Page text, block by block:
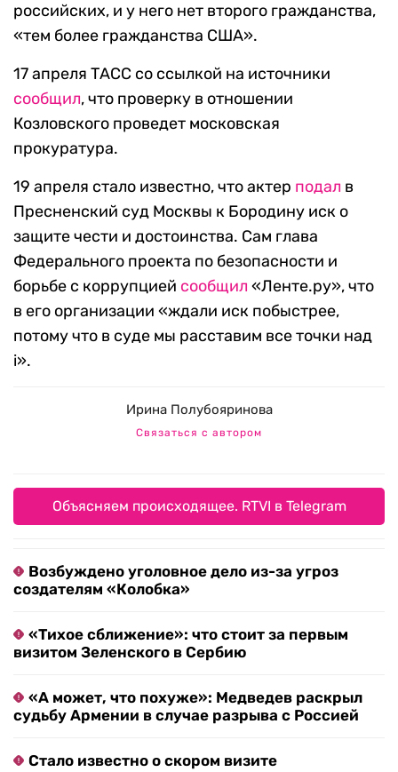
российских, и у него нет второго гражданства,
«тем более гражданства США».
17 апреля ТАСС со ссылкой на источники
сообщил, что проверку в отношении
Козловского проведет московская
прокуратура.
19 апреля стало известно, что актер подал в
Пресненский суд Москвы к Бородину иск о
защите чести и достоинства. Сам глава
Федерального проекта по безопасности и
борьбе с коррупцией сообщил «Ленте.ру», что
в его организации «ждали иск побыстрее,
потому что в суде мы расставим все точки над
i».
Ирина Полубояринова
Связаться с автором
Объясняем происходящее. RTVI в Telegram
Возбуждено уголовное дело из-за угроз
создателям «Колобка»
«Тихое сближение»: что стоит за первым
визитом Зеленского в Сербию
«А может, что похуже»: Медведев раскрыл
судьбу Армении в случае разрыва с Россией
Стало известно о скором визите